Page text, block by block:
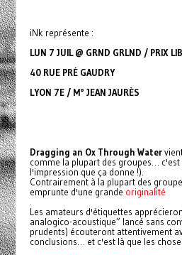
iNk représente :
LUN 7 JUIL @ GRND GRLND / PRIX
40 RUE PRÉ GAUDRY
LYON 7E / M° JEAN JAURÈS
Dragging an Ox Through Water
comme la plupart des groupes… c'est
l'impression que ça donne !).
Contrairement à la plupart des
emprunte d'une grande originalité
Les amateurs d'étiquettes
analogico-acoustique” lancé sans
prudents) écouteront attentivement
conclusions… et c'est là que les